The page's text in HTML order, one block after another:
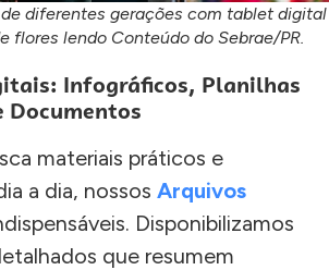
diferentes gerações com tablet digital
flores lendo Conteúdo do Sebrae/PR.
Infográficos, Planilhas
Documentos
materiais práticos e
a dia, nossos Arquivos
Disponibilizamos
que resumem